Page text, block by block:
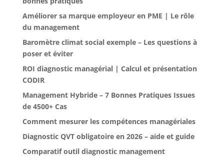
Améliorer sa marque employeur en PME | Le rôle
du management
Baromètre climat social exemple – Les questions à
poser et éviter
ROI diagnostic managérial | Calcul et présentation
CODIR
Management Hybride – 7 Bonnes Pratiques Issues
de 4500+ Cas
Comment mesurer les compétences managériales
Diagnostic QVT obligatoire en 2026 – aide et guide
Comparatif outil diagnostic management